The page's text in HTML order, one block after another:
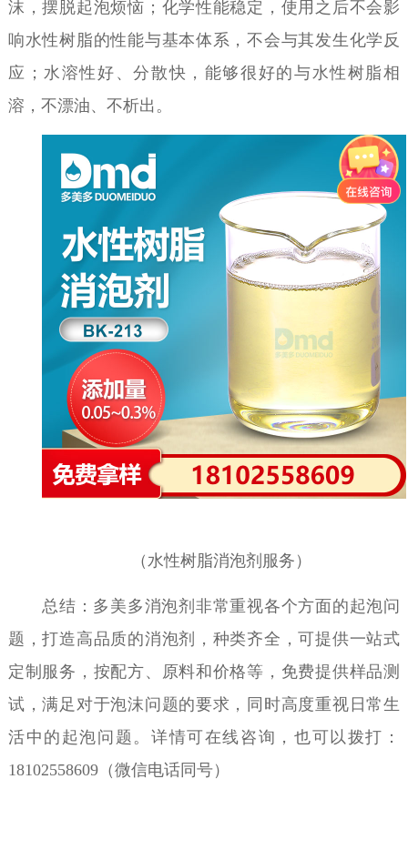
沫，摆脱起泡烦恼；化学性能稳定，使用之后不会影
响水性树脂的性能与基本体系，不会与其发生化学反
应；水溶性好、分散快，能够很好的与水性树脂相
溶，不漂油、不析出。
（水性树脂消泡剂服务）
总结：多美多消泡剂非常重视各个方面的起泡问
题，打造高品质的消泡剂，种类齐全，可提供一站式
定制服务，按配方、原料和价格等，免费提供样品测
试，满足对于泡沫问题的要求，同时高度重视日常生
活中的起泡问题。详情可在线咨询，也可以拨打：
18102558609（微信电话同号）